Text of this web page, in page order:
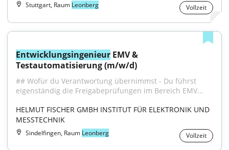
Stuttgart, Raum Leonberg Vollzeit
Entwicklungsingenieur EMV &
Testautomatisierung (m/w/d)
## Wofür du Verantwortung übernimmst - Du führst
eigenständig die Freigabeprüfungen im Bereich EMV...
HELMUT FISCHER GMBH INSTITUT FÜR ELEKTRONIK UND
MESSTECHNIK
Sindelfingen, Raum Leonberg Vollzeit